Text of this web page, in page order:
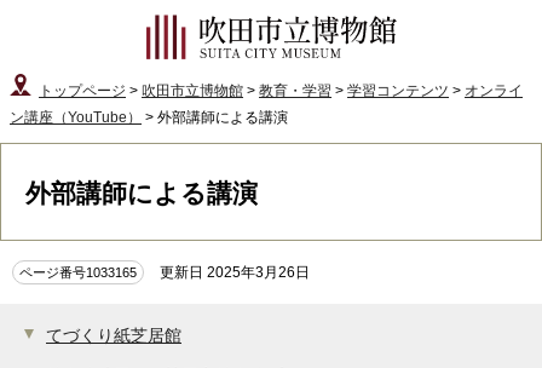
トップページ >吹田市立博物館 >教育・学習 >学習コンテンツ > オンライ
ン講座（YouTube）
> 外部講師による講演
外部講師による講演
ページ番号1033165 更新日 2025年3月26日
てづくり紙芝居館